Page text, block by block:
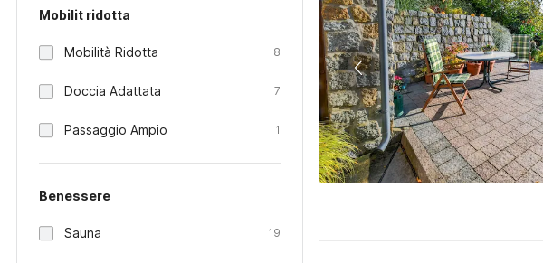
Mobilit ridotta
Mobilità Ridotta 8
Doccia Adattata 7
Passaggio Ampio 1
Benessere
Sauna 19